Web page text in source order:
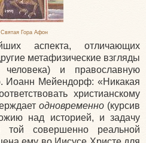
Гора Афон
аспекта, отличающих
метафизические взгляды
и православную
Иоанн Мейендорф: «Никакая
христианскому
одновременно(курсив
над историей, и задачу
той совершенно реальной